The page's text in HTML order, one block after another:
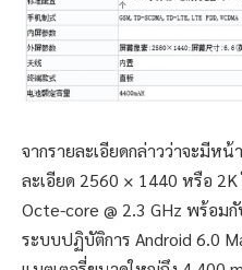
จากรายละเอียดกล่าวว่าจะมีห
ละเอียด 2560 × 1440 หรือ
Octe-core @ 2.3 GHz พร้อม
ระบบปฏิบัติการ Android 6.0